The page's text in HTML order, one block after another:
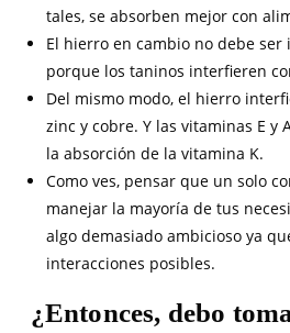
tales, se absorben mejor con
El hierro en cambio no debe ser
porque los taninos interfieren
Del mismo modo, el hierro
zinc y cobre. Y las vitaminas E
la absorción de la vitamina K.
Como ves, pensar que un solo
manejar la mayoría de tus
algo demasiado ambicioso ya
interacciones posibles.
¿Entonces, debo